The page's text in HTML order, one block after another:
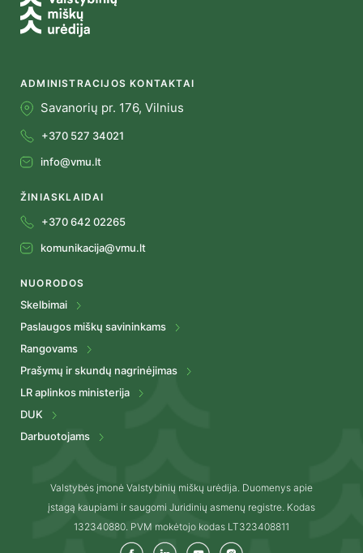
ADMINISTRACIJOS KONTAKTAI
Savanorių pr. 176, Vilnius
+370 527 34021
info@vmu.lt
ŽINIASKLAIDAI
+370 642 02265
komunikacija@vmu.lt
NUORODOS
Skelbimai
Paslaugos miškų savininkams
Rangovams
Prašymų ir skundų nagrinėjimas
LR aplinkos ministerija
DUK
Darbuotojams
Valstybės įmonė Valstybinių miškų urėdija. Duomenys apie
įstagą kaupiami ir saugomi Juridinių asmenų registre. Kodas
132340880. PVM mokėtojo kodas LT323408811